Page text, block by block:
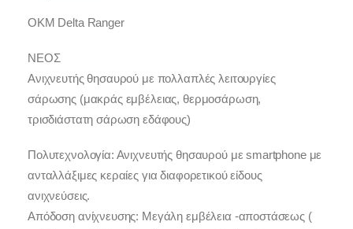
OKM Delta Ranger
ΝΕΟΣ
Ανιχνευτής θησαυρού με πολλαπλές λειτουργίες
σάρωσης (μακράς εμβέλειας, θερμοσάρωση,
τρισδιάστατη σάρωση εδάφους)
Πολυτεχνολογία: Ανιχνευτής θησαυρού με smartphone με
ανταλλάξιμες κεραίες για διαφορετικού είδους
ανιχνεύσεις.
Απόδοση ανίχνευσης: Μεγάλη εμβέλεια -αποστάσεως (